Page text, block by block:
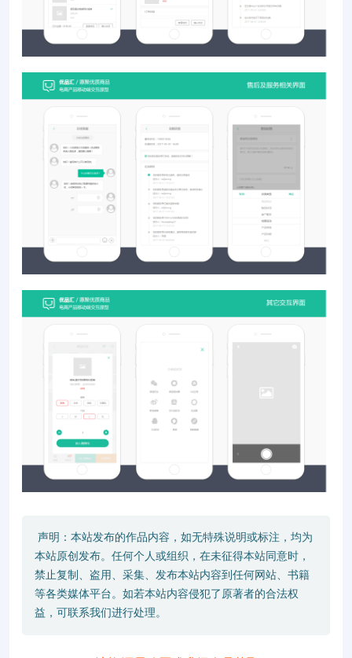
声明：本站发布的作品内容，如无特殊说明或标注，均为
本站原创发布。任何个人或组织，在未征得本站同意时，
禁止复制、盗用、采集、发布本站内容到任何网站、书籍
等各类媒体平台。如若本站内容侵犯了原著者的合法权
益，可联系我们进行处理。